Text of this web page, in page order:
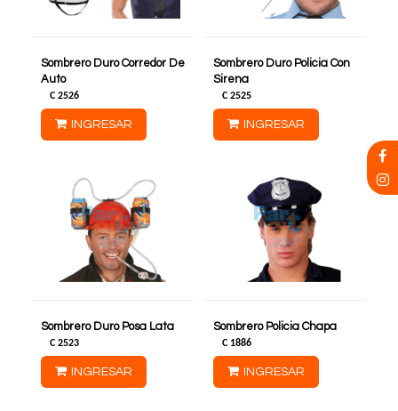
Sombrero Duro Corredor De
Auto
C 2526
INGRESAR
Sombrero Duro Policia Con
Sirena
C 2525
INGRESAR
Sombrero Duro Posa Lata
C 2523
INGRESAR
Sombrero Policia Chapa
C 1886
INGRESAR